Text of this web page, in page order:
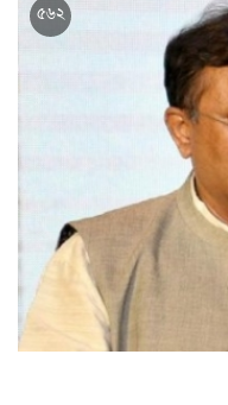
৫৬২